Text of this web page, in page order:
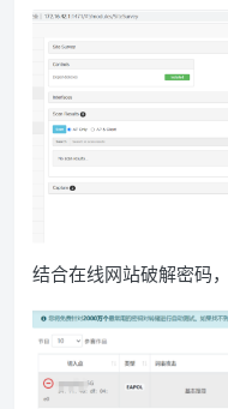
结合在线网站破解密码